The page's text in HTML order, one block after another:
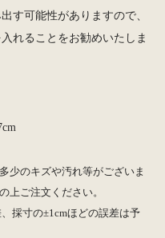
す可能性がありますので、
れることをお勧めいたしま
少のキズや汚れ等がございま
上ご注文ください。
採寸の±1cmほどの誤差は予